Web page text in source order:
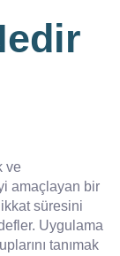
ve
amaçlayan bir
süresini
Uygulama
tanımak